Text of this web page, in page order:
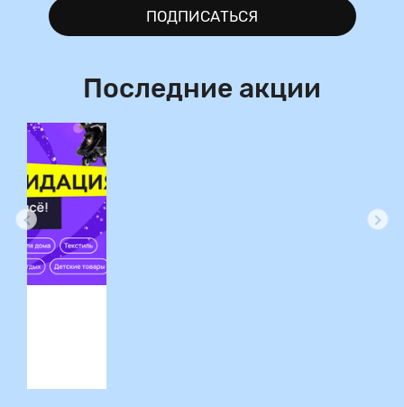
ПОДПИСАТЬСЯ
Последние акции